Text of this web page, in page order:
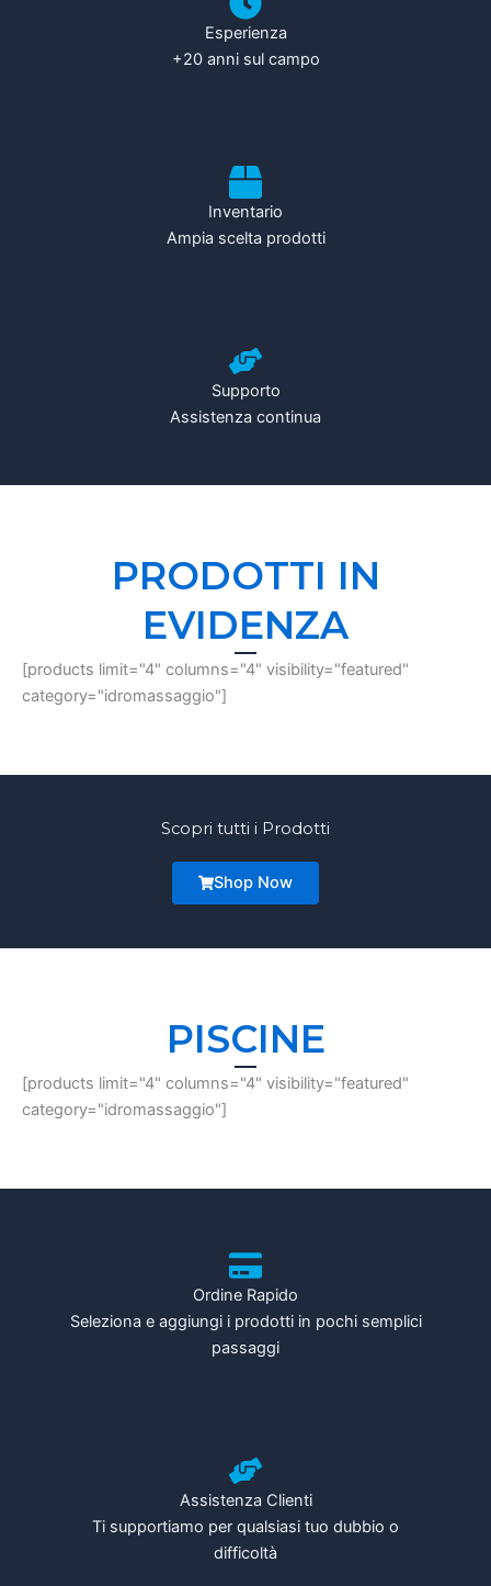
Esperienza
+20 anni sul campo
Inventario
Ampia scelta prodotti
Supporto
Assistenza continua
PRODOTTI IN
EVIDENZA
[products limit="4" columns="4" visibility="featured"
category="idromassaggio"]
Scopri tutti i Prodotti
Shop Now
PISCINE
[products limit="4" columns="4" visibility="featured"
category="idromassaggio"]
Ordine Rapido
Seleziona e aggiungi i prodotti in pochi semplici
passaggi
Assistenza Clienti
Ti supportiamo per qualsiasi tuo dubbio o
difficoltà